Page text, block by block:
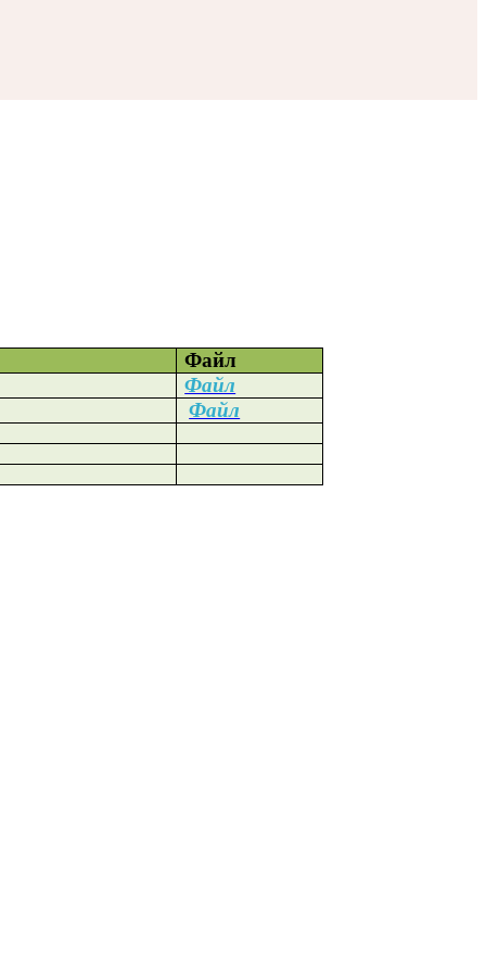
Файл
Файл
Файл